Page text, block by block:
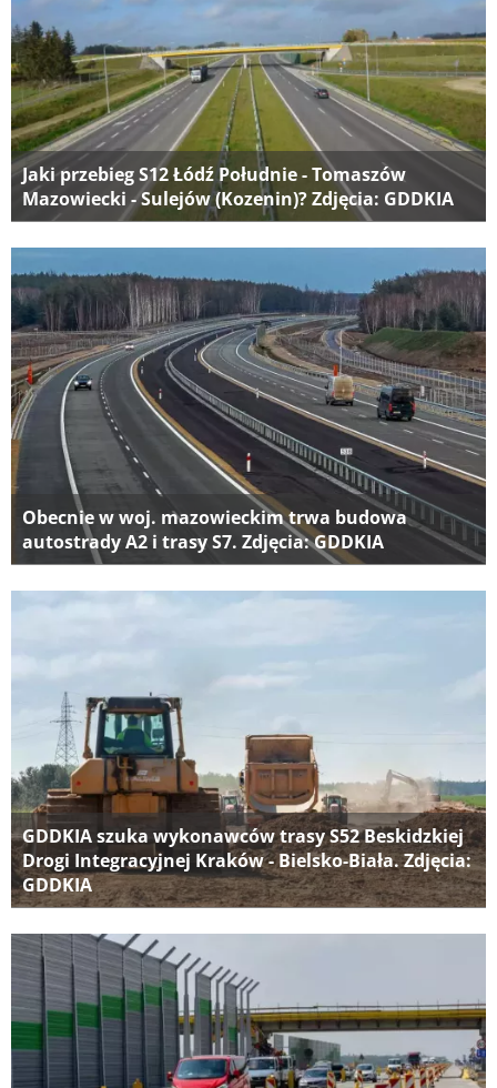
Jaki przebieg S12 Łódź Południe - Tomaszów
Mazowiecki - Sulejów (Kozenin)? Zdjęcia: GDDKIA
Obecnie w woj. mazowieckim trwa budowa
autostrady A2 i trasy S7. Zdjęcia: GDDKIA
GDDKIA szuka wykonawców trasy S52 Beskidzkiej
Drogi Integracyjnej Kraków - Bielsko-Biała. Zdjęcia:
GDDKIA